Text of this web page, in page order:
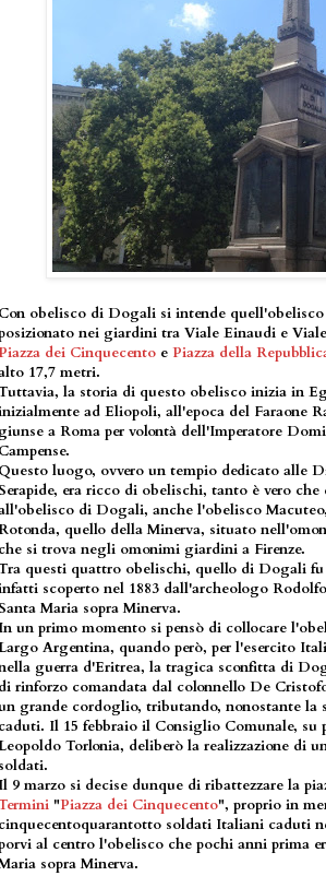
Con obelisco di Dogali si intende
nei giardini tra Viale Einaudi e
dei Cinquecento e Piazza della
17,7 metri.
la storia di questo obelisco inizia in
ad Eliopoli, all'epoca del Faraone
giunse a Roma per volontà dell'Imperatore
Campense.
Questo luogo, ovvero un tempio dedicato alle
Serapide, era ricco di obelischi, tanto è vero
di Dogali, anche l'obelisco
quello della Minerva, situato
che si trova negli omonimi giardini a Firenze.
questi quattro obelischi, quello di Dogali
scoperto nel 1883 dall'archeologo
Santa Maria sopra Minerva.
In un primo momento si pensò di collocare
Argentina, quando però, per l'esercito
guerra d'Eritrea, la tragica sconfitta di
di rinforzo comandata dal colonnello De
grande cordoglio, tributando, nonostante la
caduti. Il 15 febbraio il Consiglio Comunale, su
Torlonia, deliberò la realizzazione di
soldati.
Il 9 marzo si decise dunque di ribattezzare la
"Piazza dei Cinquecento", proprio in
cinquecentoquarantotto soldati Italiani caduti
al centro l'obelisco che pochi anni prima
sopra Minerva.